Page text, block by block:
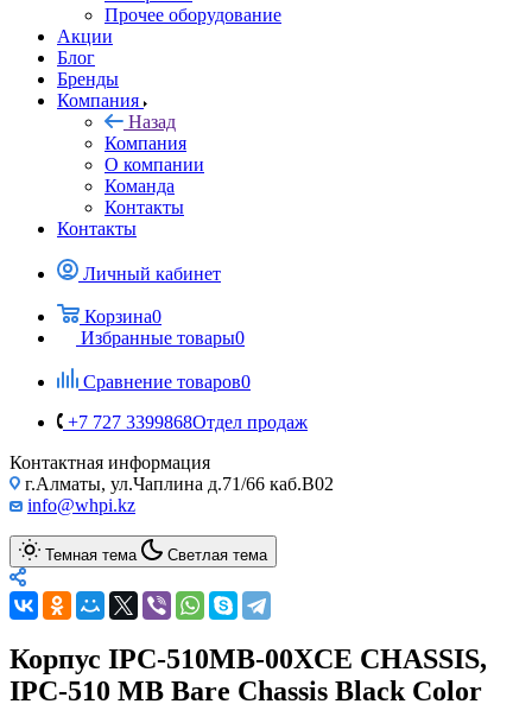
Прочее оборудование
Акции
Блог
Бренды
Компания
Назад
Компания
О компании
Команда
Контакты
Контакты
Личный кабинет
Корзина0
Избранные товары0
Сравнение товаров0
+7 727 3399868Отдел продаж
Контактная информация
г.Алматы, ул.Чаплина д.71/66 каб.B02
info@whpi.kz
Темная тема Светлая тема
Корпус IPC-510MB-00XCE CHASSIS,
IPC-510 MB Bare Chassis Black Color